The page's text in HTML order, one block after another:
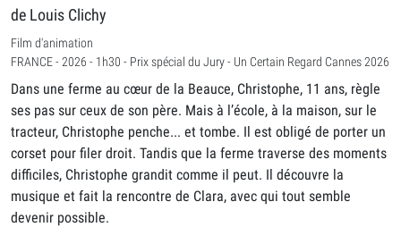
de Louis Clichy
Film d'animation
FRANCE - 2026 - 1h30 - Prix spécial du Jury - Un Certain Regard Cannes 2026
Dans une ferme au cœur de la Beauce, Christophe, 11 ans, règle
ses pas sur ceux de son père. Mais à l’école, à la maison, sur le
tracteur, Christophe penche... et tombe. Il est obligé de porter un
corset pour filer droit. Tandis que la ferme traverse des moments
difficiles, Christophe grandit comme il peut. Il découvre la
musique et fait la rencontre de Clara, avec qui tout semble
devenir possible.